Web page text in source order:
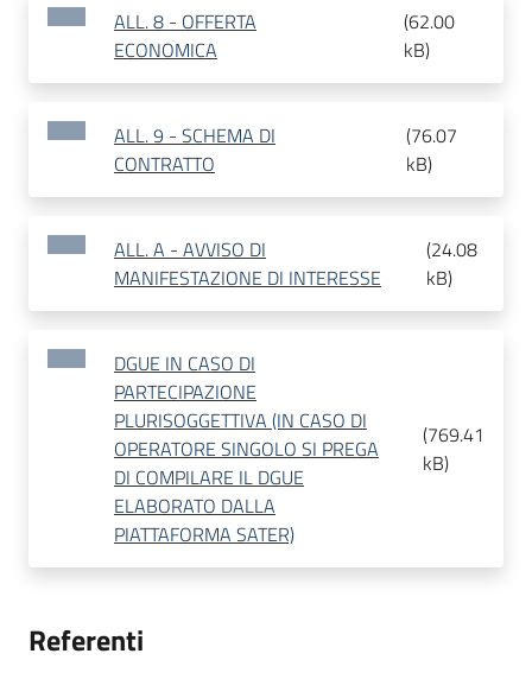
ALL. 8 - OFFERTA
ECONOMICA
(62.00
kB)
ALL. 9 - SCHEMA DI
CONTRATTO
(76.07
kB)
ALL. A - AVVISO DI
MANIFESTAZIONE DI INTERESSE
(24.08
kB)
DGUE IN CASO DI
PARTECIPAZIONE
PLURISOGGETTIVA (IN CASO DI
OPERATORE SINGOLO SI PREGA
DI COMPILARE IL DGUE
ELABORATO DALLA
PIATTAFORMA SATER)
(769.41
kB)
Referenti